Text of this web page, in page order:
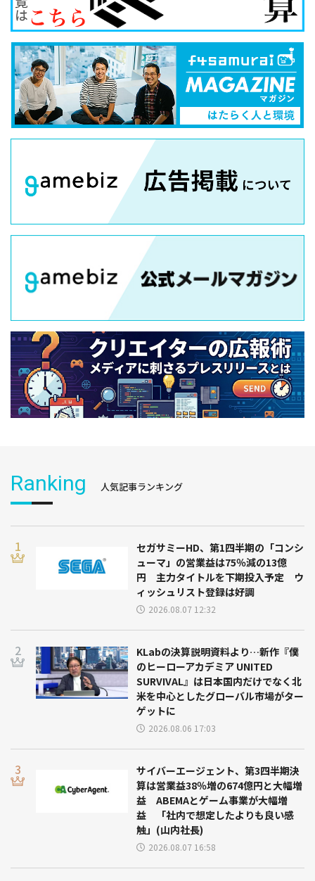
Ranking 人気記事ランキング
セガサミーHD、第1四半期の「コンシ
ューマ」の営業益は75％減の13億
円 主力タイトルを下期投入予定 ウ
ィッシュリスト登録は好調
2026.08.07 12:32
KLabの決算説明資料より…新作『僕
のヒーローアカデミア UNITED
SURVIVAL』は日本国内だけでなく北
米を中心としたグローバル市場がター
ゲットに
2026.08.06 17:03
サイバーエージェント、第3四半期決
算は営業益38％増の674億円と大幅増
益 ABEMAとゲーム事業が大幅増
益 「社内で想定したよりも良い感
触」(山内社長)
2026.08.07 16:58